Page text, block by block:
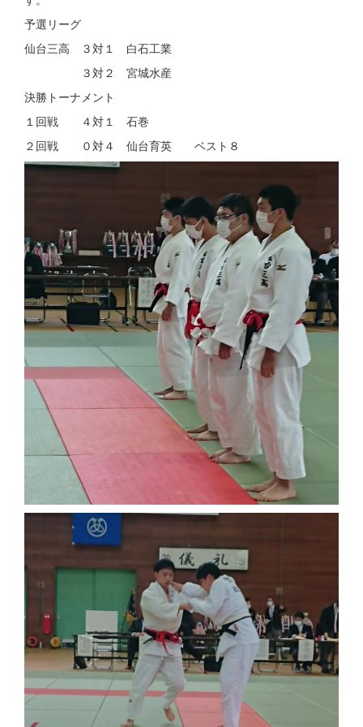
予選リーグ
仙台三高 ３対１ 白石工業
３対２ 宮城水産
決勝トーナメント
１回戦 ４対１ 石巻
２回戦 ０対４ 仙台育英 ベスト８